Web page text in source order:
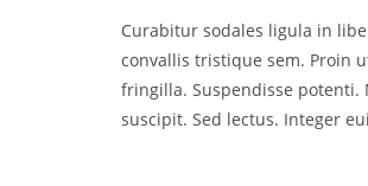
Curabitur sodales ligula in
convallis tristique sem. Proin
fringilla. Suspendisse potenti.
suscipit. Sed lectus. Integer